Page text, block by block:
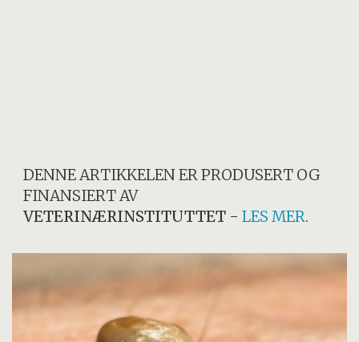
DENNE ARTIKKELEN ER PRODUSERT OG
FINANSIERT AV
VETERINÆRINSTITUTTET -LES MER.